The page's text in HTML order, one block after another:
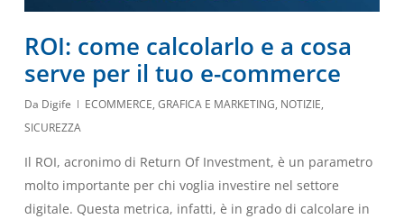
ROI: come calcolarlo e a cosa
serve per il tuo e-commerce
Da Digife ECOMMERCE, GRAFICA E MARKETING, NOTIZIE,
SICUREZZA
Il ROI, acronimo di Return Of Investment, è un parametro
molto importante per chi voglia investire nel settore
digitale. Questa metrica, infatti, è in grado di calcolare in